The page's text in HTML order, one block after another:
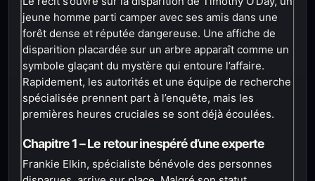
jeune homme parti camper avec ses amis dans une
forêt dense et réputée dangereuse. Une affiche de
disparition placardée sur un arbre apparaît comme un
symbole glaçant du mystère qui entoure l’affaire.
Rapidement, les autorités et une équipe de recherche
spécialisée prennent part à l’enquête, mais les
premières heures cruciales se sont déjà écoulées.
Chapitre 1 – Le retour inespéré d’une experte
Frankie Elkin, spécialiste bénévole des personnes